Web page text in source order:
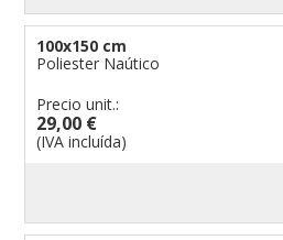
100x150 cm
Poliester Naútico
Precio unit.:
29,00 €
(IVA incluída)